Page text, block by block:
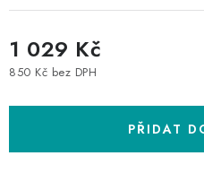
1 029 Kč
850 Kč bez DPH
PŘIDAT